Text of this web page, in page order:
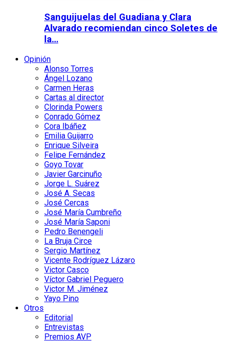
Sanguijuelas del Guadiana y Clara
Alvarado recomiendan cinco Soletes de
la…
Opinión
Alonso Torres
Ángel Lozano
Carmen Heras
Cartas al director
Clorinda Powers
Conrado Gómez
Cora Ibáñez
Emilia Guijarro
Enrique Silveira
Felipe Fernández
Goyo Tovar
Javier Garcinuño
Jorge L. Suárez
José A. Secas
José Cercas
José María Cumbreño
José María Saponi
Pedro Benengeli
La Bruja Circe
Sergio Martínez
Vicente Rodríguez Lázaro
Victor Casco
Víctor Gabriel Peguero
Victor M. Jiménez
Yayo Pino
Otros
Editorial
Entrevistas
Premios AVP